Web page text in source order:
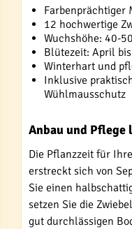
Farbenprächtiger
12 hochwertige
Wuchshöhe: 40-
Blütezeit: April
Winterhart und
Inklusive
Wühlmausschutz
Anbau und
Die Pflanzzeit für
erstreckt sich von
Sie einen
setzen Sie die
gut durchlässigen